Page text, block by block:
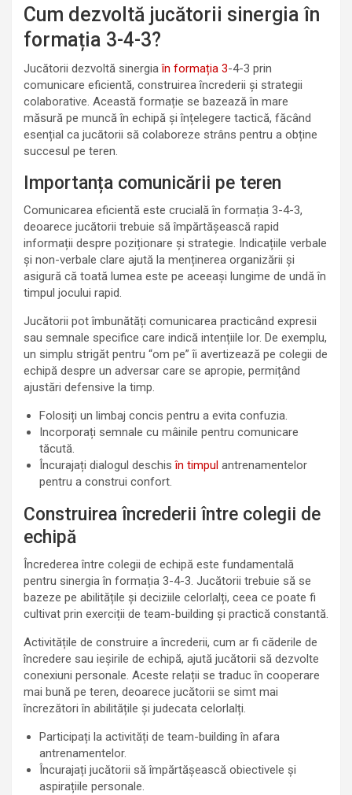
Cum dezvoltă jucătorii sinergia în
formația 3-4-3?
Jucătorii dezvoltă sinergiaîn formația 3-4-3 prin
comunicare eficientă, construirea încrederii și strategii
colaborative. Această formație se bazează în mare
măsură pe muncă în echipă și înțelegere tactică, făcând
esențial ca jucătorii să colaboreze strâns pentru a obține
succesul pe teren.
Importanța comunicării pe teren
Comunicarea eficientă este crucială în formația 3-4-3,
deoarece jucătorii trebuie să împărtășească rapid
informații despre poziționare și strategie. Indicațiile verbale
și non-verbale clare ajută la menținerea organizării și
asigură că toată lumea este pe aceeași lungime de undă în
timpul jocului rapid.
Jucătorii pot îmbunătăți comunicarea practicând expresii
sau semnale specifice care indică intențiile lor. De exemplu,
un simplu strigăt pentru “om pe” îi avertizează pe colegii de
echipă despre un adversar care se apropie, permițând
ajustări defensive la timp.
Folosiți un limbaj concis pentru a evita confuzia.
Incorporați semnale cu mâinile pentru comunicare
tăcută.
Încurajați dialogul deschisîn timpul antrenamentelor
pentru a construi confort.
Construirea încrederii între colegii de
echipă
Încrederea între colegii de echipă este fundamentală
pentru sinergia în formația 3-4-3. Jucătorii trebuie să se
bazeze pe abilitățile și deciziile celorlalți, ceea ce poate fi
cultivat prin exerciții de team-building și practică constantă.
Activitățile de construire a încrederii, cum ar fi căderile de
încredere sau ieșirile de echipă, ajută jucătorii să dezvolte
conexiuni personale. Aceste relații se traduc în cooperare
mai bună pe teren, deoarece jucătorii se simt mai
încrezători în abilitățile și judecata celorlalți.
Participați la activități de team-building în afara
antrenamentelor.
Încurajați jucătorii să împărtășească obiectivele și
aspirațiile personale.